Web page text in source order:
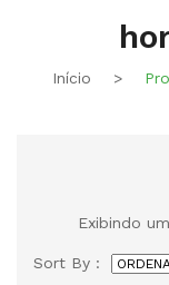
Início >
Exibindo
Sort By :